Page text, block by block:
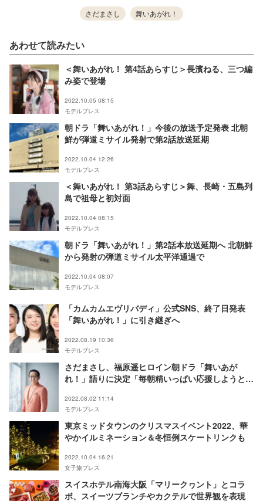
さだまさし 舞いあがれ！
あわせて読みたい
＜舞いあがれ！ 第4話あらすじ＞長濱ねる、三つ編
み姿で登場
2022.10.05 08:15
モデルプレス
朝ドラ「舞いあがれ！」今後の放送予定発表 北朝
鮮が弾道ミサイル発射で第2話放送延期
2022.10.04 12:26
モデルプレス
＜舞いあがれ！ 第3話あらすじ＞舞、長崎・五島列
島で祖母と初対面
2022.10.04 08:15
モデルプレス
朝ドラ「舞いあがれ！」第2話本放送延期へ 北朝鮮
から発射の弾道ミサイル太平洋通過で
2022.10.04 08:07
モデルプレス
「カムカムエヴリバディ」公式SNS、終了日発表
「舞いあがれ！」に引き継ぎへ
2022.08.19 10:36
モデルプレス
さだまさし、福原遥ヒロイン朝ドラ「舞いあが
れ！」語りに決定「毎朝精いっぱい応援しようと思
2022.08.02 11:14
モデルプレス
東京ミッドタウンのクリスマスイベント2022、華
やかイルミネーション＆冬恒例スケートリンクも
2022.10.04 16:21
女子旅プレス
スイスホテル南海大阪「マリークヮント」とコラ
ボ、スイーツブランチやカクテルで世界観を表現